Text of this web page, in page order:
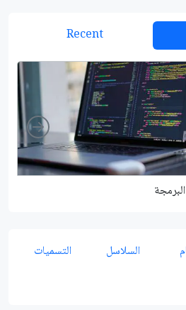
Recent
السلاسل التسميات